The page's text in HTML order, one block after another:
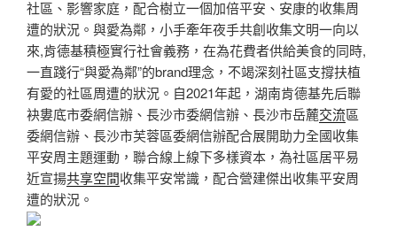
社區、影響家庭，配合樹立一個加倍平安、安康的收集周
遭的狀況。 與愛為鄰，小手牽年夜手共創收集文明一向以
來,肯德基積極實行社會義務，在為花費者供給美食的同時,
一直踐行“與愛為鄰”的brand理念，不竭深刻社區支撐扶植
有愛的社區周遭的狀況。自2021年起，湖南肯德基先后聯
袂婁底市委網信辦、長沙市委網信辦、長沙市岳麓交流區
委網信辦、長沙市芙蓉區委網信辦配合展開助力全國收集
平安周主題運動，聯合線上線下多樣資本，為社區居平易
近宣揚共享空間收集平安常識，配合營建傑出收集平安周
遭的狀況。